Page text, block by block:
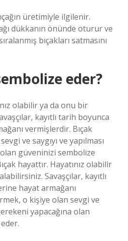
üretimiyle ilgilenir.
dükkanın önünde oturur ve
bıçakları satmasını
eder?
olabilir ya da onu bir
kayıtlı tarih boyunca
vermişlerdir. Bıçak
ve saygıyı ve yapılması
güveninizi sembolize
hayattır. Hayatınız olabilir
Savaşçılar, kayıtlı
hayat armağanı
o kişiye olan sevgi ve
yapacağına olan